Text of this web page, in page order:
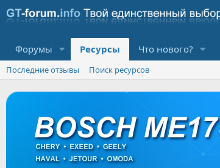
Форумы Ресурсы Что нового?
Последние отзывы Поиск ресурсов